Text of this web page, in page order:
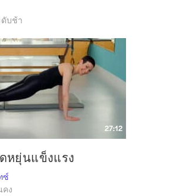
ดับช้า
27:12
หยุ่นแข็งแรง
ซ์
คง